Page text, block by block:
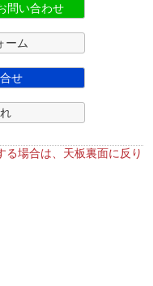
問い合わせ
ーム
せ
場合は、天板裏面に反り